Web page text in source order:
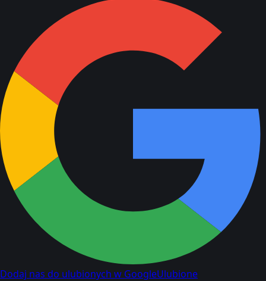
Dodaj nas do ulubionych w GoogleUlubione